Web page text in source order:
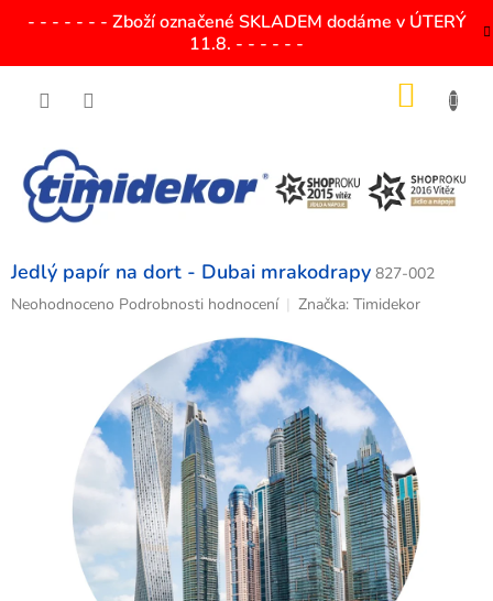
- - - - - - - Zboží označené SKLADEM dodáme v ÚTERÝ
11.8. - - - - - -
Jedlý papír na dort - Dubai mrakodrapy 827-002
Průměrné
Neohodnoceno Podrobnosti hodnocení Značka: Timidekor